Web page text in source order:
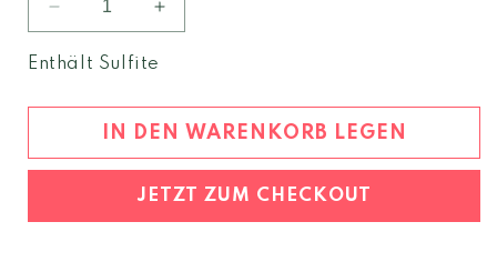
Verringere
die
Menge
Graf
Cabernet
Südtirol
Erhöhe
die
Graf
Huyn
Cabernet
2022
Südtirol
Enthält Sulfite
IN DEN WARENKORB LEGEN
JETZT ZUM CHECKOUT